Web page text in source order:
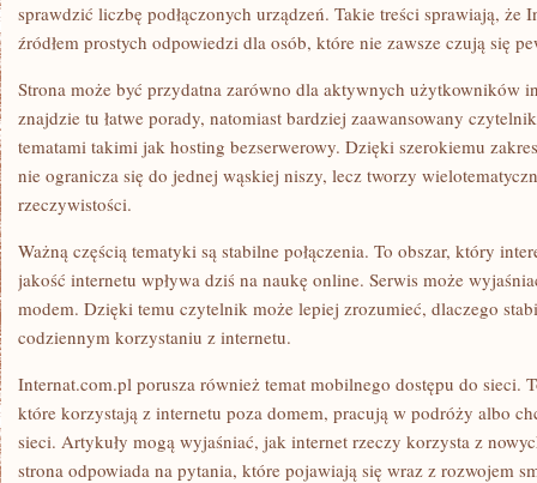
sprawdzić liczbę podłączonych urządzeń. Takie treści sprawiają, że
źródłem prostych odpowiedzi dla osób, które nie zawsze czują się
Strona może być przydatna zarówno dla aktywnych użytkowników
znajdzie tu łatwe porady, natomiast bardziej zaawansowany
tematami takimi jak hosting bezserwerowy. Dzięki szerokiemu
nie ogranicza się do jednej wąskiej niszy, lecz tworzy
rzeczywistości.
Ważną częścią tematyki są stabilne połączenia. To obszar, który
jakość internetu wpływa dziś na naukę online. Serwis może
modem. Dzięki temu czytelnik może lepiej zrozumieć, dlaczego
codziennym korzystaniu z internetu.
Internat.com.pl porusza również temat mobilnego dostępu do sieci.
które korzystają z internetu poza domem, pracują w podróży albo
sieci. Artykuły mogą wyjaśniać, jak internet rzeczy korzysta z
strona odpowiada na pytania, które pojawiają się wraz z rozwojem